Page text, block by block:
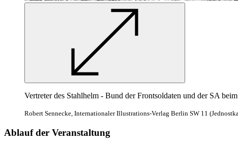
Vertreter des Stahlhelm - Bund der Frontsoldaten und der SA
Robert Sennecke, Internationaler Illustrations-Verlag Berlin SW 11
Ablauf der Veranstaltung